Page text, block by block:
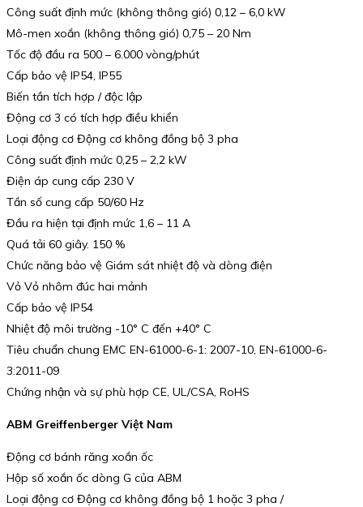
Công suất định mức (không thông gió) 0,12 – 6,0 kW
Mô-men xoắn (không thông gió) 0,75 – 20 Nm
Tốc độ đầu ra 500 – 6.000 vòng/phút
Cấp bảo vệ IP54, IP55
Biến tần tích hợp / độc lập
Động cơ 3 có tích hợp điều khiển
Loại động cơ Động cơ không đồng bộ 3 pha
Công suất định mức 0,25 – 2,2 kW
Điện áp cung cấp 230 V
Tần số cung cấp 50/60 Hz
Đầu ra hiện tại định mức 1,6 – 11 A
Quá tải 60 giây. 150 %
Chức năng bảo vệ Giám sát nhiệt độ và dòng điện
Vỏ Vỏ nhôm đúc hai mảnh
Cấp bảo vệ IP54
Nhiệt độ môi trường -10° C đến +40° C
Tiêu chuẩn chung EMC EN-61000-6-1: 2007-10, EN-61000-6-
3:2011-09
Chứng nhận và sự phù hợp CE, UL/CSA, RoHS
ABM Greiffenberger Việt Nam
Động cơ bánh răng xoắn ốc
Hộp số xoắn ốc dòng G của ABM
Loại động cơ Động cơ không đồng bộ 1 hoặc 3 pha /